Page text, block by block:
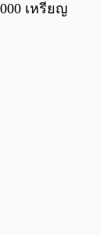
เหรียญ